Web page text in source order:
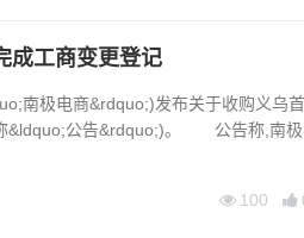
成工商变更登记
南极电商&rdquo;)发布关于收购义乌首
&ldquo;公告&rdquo;)。 公告称,南极
100